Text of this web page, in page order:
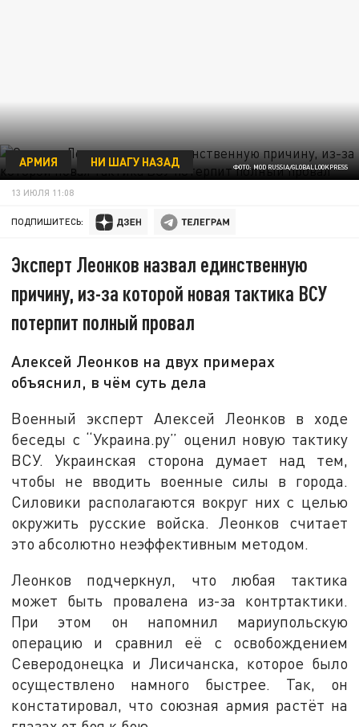
ФОТО: MOD RUSSIA/GLOBALLOOKPRESS
АРМИЯ НИ ШАГУ НАЗАД
13 ИЮЛЯ 11:08
ПОДПИШИТЕСЬ:
Эксперт Леонков назвал единственную
причину, из-за которой новая тактика ВСУ
потерпит полный провал
Алексей Леонков на двух примерах
объяснил, в чём суть дела
Военный эксперт Алексей Леонков в ходе
беседы с “Украина.ру” оценил новую тактику
ВСУ. Украинская сторона думает над тем,
чтобы не вводить военные силы в города.
Силовики располагаются вокруг них с целью
окружить русские войска. Леонков считает
это абсолютно неэффективным методом.
Леонков подчеркнул, что любая тактика
может быть провалена из-за контртактики.
При этом он напомнил мариупольскую
операцию и сравнил её с освобождением
Северодонецка и Лисичанска, которое было
осуществлено намного быстрее. Так, он
констатировал, что союзная армия растёт на